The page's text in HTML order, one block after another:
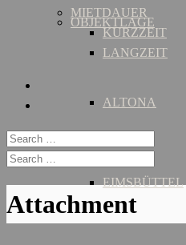
OBJEKTLAGE
ALTONA
EIMSBÜTTEL
MIETDAUER
KURZZEIT
LANGZEIT
Attachment